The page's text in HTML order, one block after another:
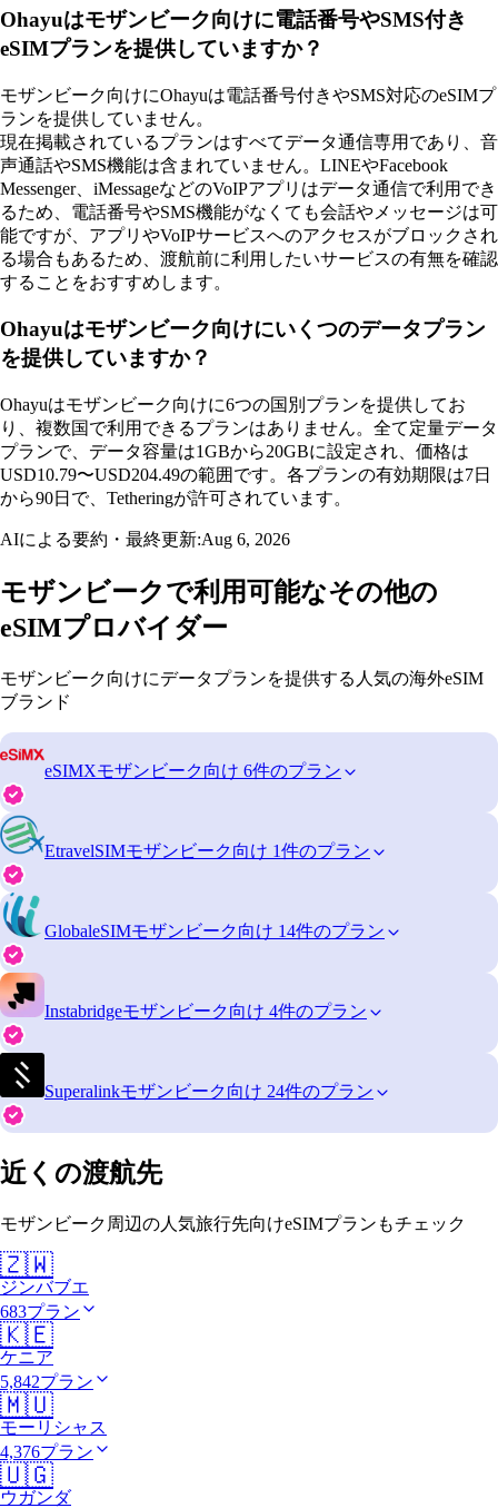
Ohayuはモザンビーク向けに電話番号やSMS付き
eSIMプランを提供していますか？
モザンビーク向けにOhayuは電話番号付きやSMS対応のeSIMプ
ランを提供していません。
現在掲載されているプランはすべてデータ通信専用であり、音
声通話やSMS機能は含まれていません。LINEやFacebook
Messenger、iMessageなどのVoIPアプリはデータ通信で利用でき
るため、電話番号やSMS機能がなくても会話やメッセージは可
能ですが、アプリやVoIPサービスへのアクセスがブロックされ
る場合もあるため、渡航前に利用したいサービスの有無を確認
することをおすすめします。
Ohayuはモザンビーク向けにいくつのデータプラン
を提供していますか？
Ohayuはモザンビーク向けに6つの国別プランを提供してお
り、複数国で利用できるプランはありません。全て定量データ
プランで、データ容量は1GBから20GBに設定され、価格は
USD10.79〜USD204.49の範囲です。各プランの有効期限は7日
から90日で、Tetheringが許可されています。
AIによる要約・最終更新:Aug 6, 2026
モザンビークで利用可能なその他の
eSIMプロバイダー
モザンビーク向けにデータプランを提供する人気の海外eSIM
ブランド
eSIMXモザンビーク向け 6件のプラン
EtravelSIMモザンビーク向け 1件のプラン
GlobaleSIMモザンビーク向け 14件のプラン
Instabridgeモザンビーク向け 4件のプラン
Superalinkモザンビーク向け 24件のプラン
近くの渡航先
モザンビーク周辺の人気旅行先向けeSIMプランもチェック
🇿🇼
ジンバブエ
683プラン
🇰🇪
ケニア
5,842プラン
🇲🇺
モーリシャス
4,376プラン
🇺🇬
ウガンダ